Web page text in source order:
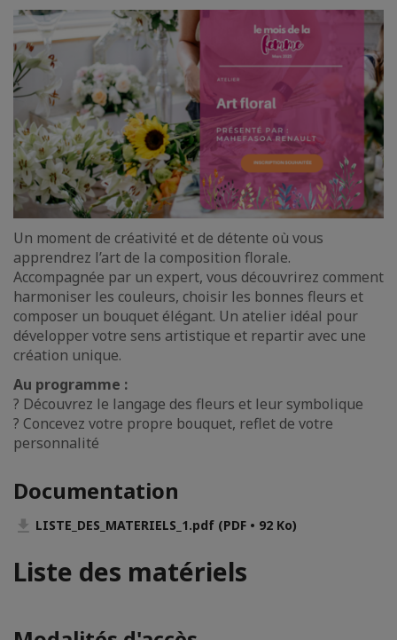
Un moment de créativité et de détente où vous
apprendrez l’art de la composition florale.
Accompagnée par un expert, vous découvrirez comment
harmoniser les couleurs, choisir les bonnes fleurs et
composer un bouquet élégant. Un atelier idéal pour
développer votre sens artistique et repartir avec une
création unique.
Au programme :
? Découvrez le langage des fleurs et leur symbolique
? Concevez votre propre bouquet, reflet de votre
personnalité
Documentation
LISTE_DES_MATERIELS_1.pdf (PDF • 92 Ko)
Liste des matériels